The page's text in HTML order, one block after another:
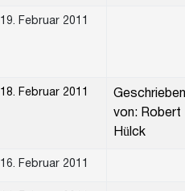
19. Februar 2011
18. Februar 2011
Geschrieben
von: Robert
Hülck
16. Februar 2011